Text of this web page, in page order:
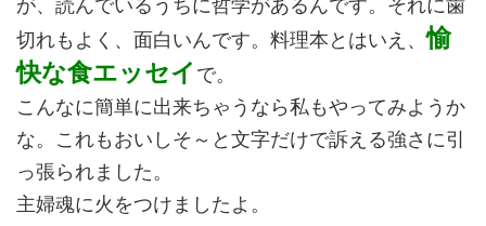
が、読んでいるうちに哲学があるんです。それに歯
切れもよく、面白いんです。料理本とはいえ、愉
快な食エッセイ で。
こんなに簡単に出来ちゃうなら私もやってみようか
な。これもおいしそ～と文字だけで訴える強さに引
っ張られました。
主婦魂に火をつけましたよ。